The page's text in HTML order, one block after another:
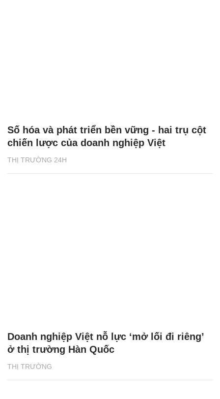
THỊ TRƯỜNG 24H
Số hóa và phát triển bền vững - hai trụ cột
chiến lược của doanh nghiệp Việt
THỊ TRƯỜNG
Doanh nghiệp Việt nỗ lực ‘mở lối đi riêng’
ở thị trường Hàn Quốc